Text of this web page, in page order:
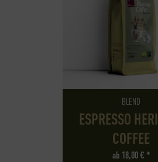
BLEND
ESPRESSO
COFFEE
ab 18,00€ *